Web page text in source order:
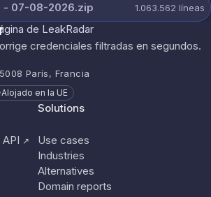
- 07-08-2026.zip 1.063.562 líneas
credenciales filtradas en segundos.
París, Francia
Alojado en la UE
↗
Solutions
Use cases
Industries
Alternatives
Domain reports